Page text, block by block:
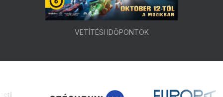
VETÍTÉSI IDŐPONTOK